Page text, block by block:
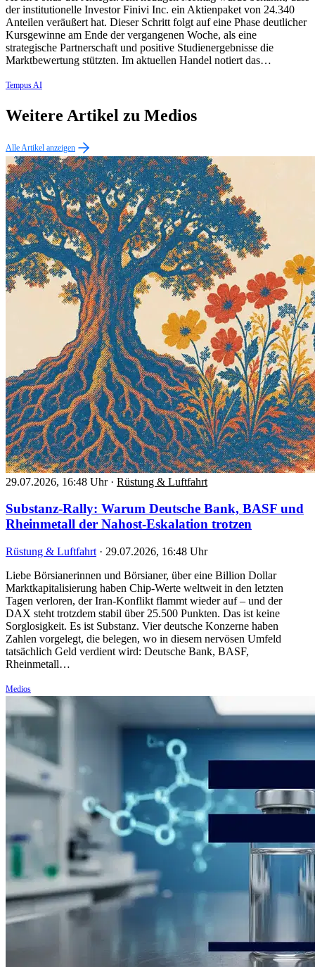
der institutionelle Investor Finivi Inc. ein Aktienpaket von 24.340
Anteilen veräußert hat. Dieser Schritt folgt auf eine Phase deutlicher
Kursgewinne am Ende der vergangenen Woche, als eine
strategische Partnerschaft und positive Studienergebnisse die
Marktbewertung stützten. Im aktuellen Handel notiert das…
Tempus AI
Weitere Artikel zu Medios
Alle Artikel anzeigen
29.07.2026, 16:48 Uhr · Rüstung & Luftfahrt
Substanz-Rally: Warum Deutsche Bank, BASF und
Rheinmetall der Nahost-Eskalation trotzen
Rüstung & Luftfahrt · 29.07.2026, 16:48 Uhr
Liebe Börsianerinnen und Börsianer, über eine Billion Dollar
Marktkapitalisierung haben Chip-Werte weltweit in den letzten
Tagen verloren, der Iran-Konflikt flammt wieder auf – und der
DAX steht trotzdem stabil über 25.500 Punkten. Das ist keine
Sorglosigkeit. Es ist Substanz. Vier deutsche Konzerne haben
Zahlen vorgelegt, die belegen, wo in diesem nervösen Umfeld
tatsächlich Geld verdient wird: Deutsche Bank, BASF,
Rheinmetall…
Medios